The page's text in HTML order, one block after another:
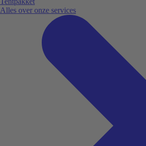
Alles over onze services